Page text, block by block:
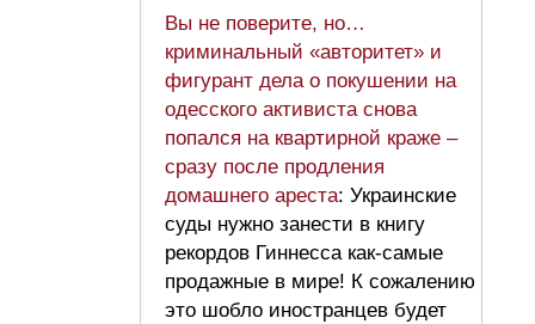
Вы не поверите, но…
криминальный «авторитет» и
фигурант дела о покушении на
одесского активиста снова
попался на квартирной краже –
сразу после продления
домашнего ареста: Украинские
суды нужно занести в книгу
рекордов Гиннесса как-самые
продажные в мире! К сожалению
это шобло иностранцев будет